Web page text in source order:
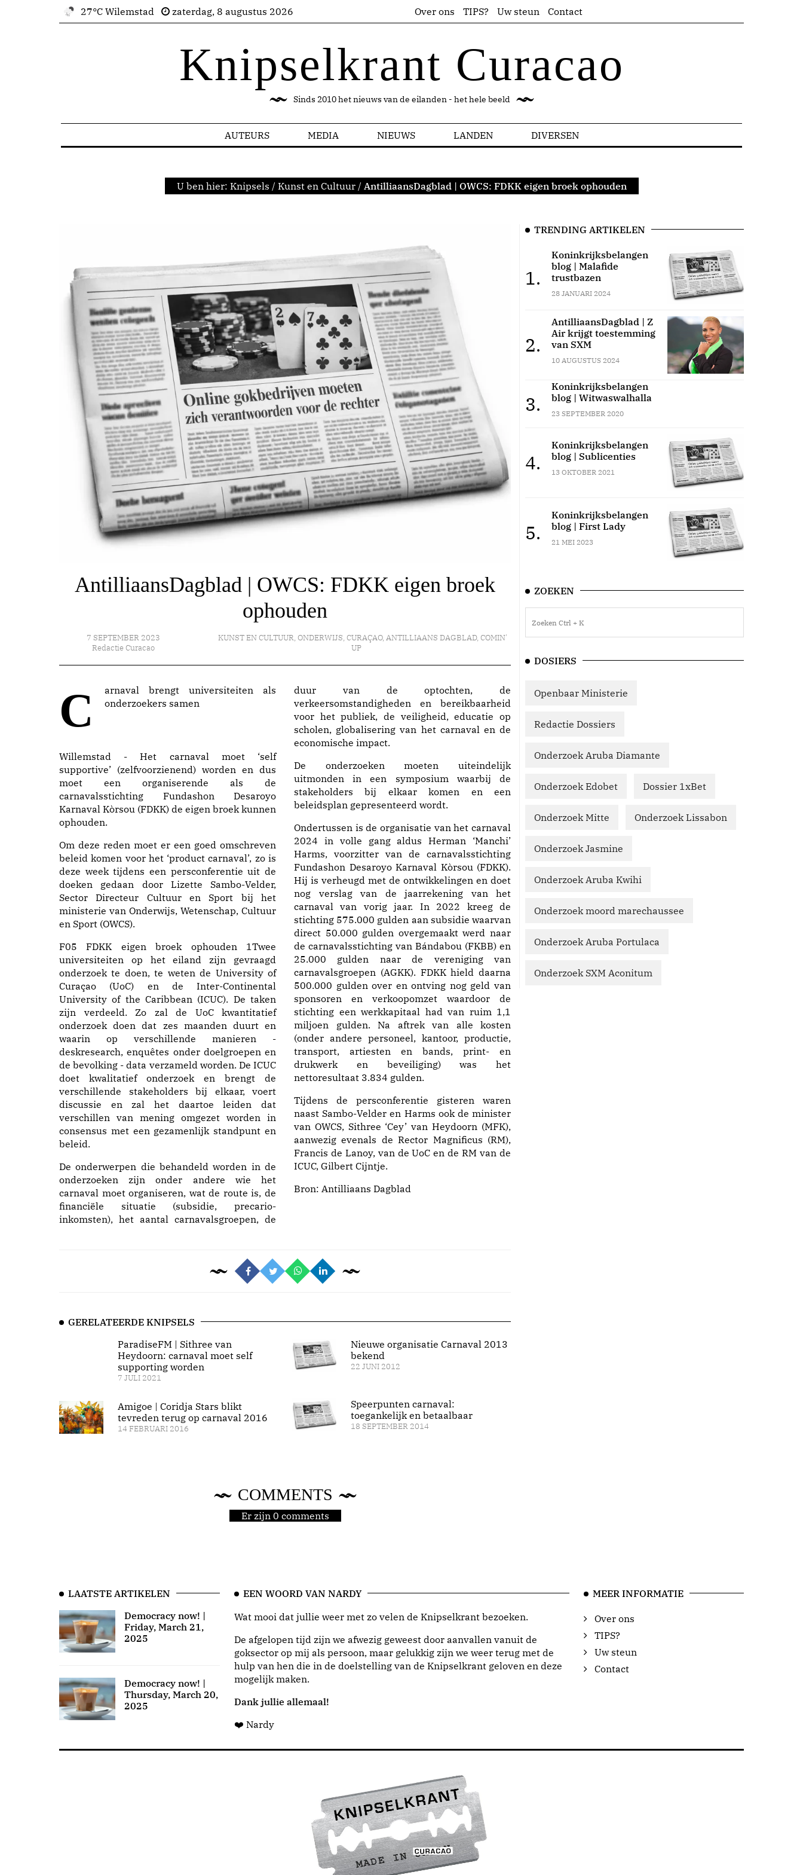
27°C Wilemstad zaterdag, 8 augustus 2026 Over ons TIPS? Uw steun Contact
Knipselkrant Curacao
Sinds 2010 het nieuws van de eilanden - het hele beeld
AUTEURS MEDIA NIEUWS LANDEN DIVERSEN
U ben hier: Knipsels / Kunst en Cultuur / AntilliaansDagblad | OWCS: FDKK eigen broek ophouden
AntilliaansDagblad | OWCS: FDKK eigen broek
ophouden
7 SEPTEMBER 2023
Redactie Curacao
KUNST EN CULTUUR, ONDERWIJS, CURAÇAO, ANTILLIAANS DAGBLAD, COMIN'
UP
Carnaval brengt universiteiten als onderzoekers samen
Willemstad - Het carnaval moet ‘self
supportive’ (zelfvoorzienend) worden en dus
moet een organiserende als de
carnavalsstichting Fundashon Desaroyo
Karnaval Kòrsou (FDKK) de eigen broek kunnen
ophouden.
Om deze reden moet er een goed omschreven
beleid komen voor het ‘product carnaval’, zo is
deze week tijdens een persconferentie uit de
doeken gedaan door Lizette Sambo-Velder,
Sector Directeur Cultuur en Sport bij het
ministerie van Onderwijs, Wetenschap, Cultuur
en Sport (OWCS).
F05 FDKK eigen broek ophouden 1Twee
universiteiten op het eiland zijn gevraagd
onderzoek te doen, te weten de University of
Curaçao (UoC) en de Inter-Continental
University of the Caribbean (ICUC). De taken
zijn verdeeld. Zo zal de UoC kwantitatief
onderzoek doen dat zes maanden duurt en
waarin op verschillende manieren -
deskresearch, enquêtes onder doelgroepen en
de bevolking - data verzameld worden. De ICUC
doet kwalitatief onderzoek en brengt de
verschillende stakeholders bij elkaar, voert
discussie en zal het daartoe leiden dat
verschillen van mening omgezet worden in
consensus met een gezamenlijk standpunt en
beleid.
De onderwerpen die behandeld worden in de
onderzoeken zijn onder andere wie het
carnaval moet organiseren, wat de route is, de
financiële situatie (subsidie, precario-
inkomsten), het aantal carnavalsgroepen, de
duur van de optochten, de
verkeersomstandigheden en bereikbaarheid
voor het publiek, de veiligheid, educatie op
scholen, globalisering van het carnaval en de
economische impact.
De onderzoeken moeten uiteindelijk
uitmonden in een symposium waarbij de
stakeholders bij elkaar komen en een
beleidsplan gepresenteerd wordt.
Ondertussen is de organisatie van het carnaval
2024 in volle gang aldus Herman ‘Manchi’
Harms, voorzitter van de carnavalsstichting
Fundashon Desaroyo Karnaval Kòrsou (FDKK).
Hij is verheugd met de ontwikkelingen en doet
nog verslag van de jaarrekening van het
carnaval van vorig jaar. In 2022 kreeg de
stichting 575.000 gulden aan subsidie waarvan
direct 50.000 gulden overgemaakt werd naar
de carnavalsstichting van Bándabou (FKBB) en
25.000 gulden naar de vereniging van
carnavalsgroepen (AGKK). FDKK hield daarna
500.000 gulden over en ontving nog geld van
sponsoren en verkoopomzet waardoor de
stichting een werkkapitaal had van ruim 1,1
miljoen gulden. Na aftrek van alle kosten
(onder andere personeel, kantoor, productie,
transport, artiesten en bands, print- en
drukwerk en beveiliging) was het
nettoresultaat 3.834 gulden.
Tijdens de persconferentie gisteren waren
naast Sambo-Velder en Harms ook de minister
van OWCS, Sithree ‘Cey’ van Heydoorn (MFK),
aanwezig evenals de Rector Magnificus (RM),
Francis de Lanoy, van de UoC en de RM van de
ICUC, Gilbert Cijntje.
Bron: Antilliaans Dagblad
GERELATEERDE KNIPSELS
ParadiseFM | Sithree van
Heydoorn: carnaval moet self
supporting worden
7 JULI 2021
Amigoe | Coridja Stars blikt
tevreden terug op carnaval 2016
14 FEBRUARI 2016
Nieuwe organisatie Carnaval 2013
bekend
22 JUNI 2012
Speerpunten carnaval:
toegankelijk en betaalbaar
18 SEPTEMBER 2014
COMMENTS
Er zijn 0 comments
TRENDING ARTIKELEN
1.
Koninkrijksbelangen
blog | Malafide
trustbazen
28 JANUARI 2024
2.
AntilliaansDagblad | Z
Air krijgt toestemming
van SXM
10 AUGUSTUS 2024
3.
Koninkrijksbelangen
blog | Witwaswalhalla
23 SEPTEMBER 2020
4.
Koninkrijksbelangen
blog | Sublicenties
13 OKTOBER 2021
5.
Koninkrijksbelangen
blog | First Lady
21 MEI 2023
ZOEKEN
DOSIERS
Openbaar Ministerie
Redactie Dossiers
Onderzoek Aruba Diamante
Onderzoek Edobet Dossier 1xBet
Onderzoek Mitte Onderzoek Lissabon
Onderzoek Jasmine
Onderzoek Aruba Kwihi
Onderzoek moord marechaussee
Onderzoek Aruba Portulaca
Onderzoek SXM Aconitum
LAATSTE ARTIKELEN
Democracy now! |
Friday, March 21,
2025
Democracy now! |
Thursday, March 20,
2025
EEN WOORD VAN NARDY
Wat mooi dat jullie weer met zo velen de Knipselkrant bezoeken.
De afgelopen tijd zijn we afwezig geweest door aanvallen vanuit de
goksector op mij als persoon, maar gelukkig zijn we weer terug met de
hulp van hen die in de doelstelling van de Knipselkrant geloven en deze
mogelijk maken.
Dank jullie allemaal!
❤️ Nardy
MEER INFORMATIE
Over ons
TIPS?
Uw steun
Contact